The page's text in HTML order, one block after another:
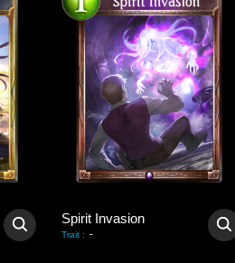
Spirit Invasion
Trait : -